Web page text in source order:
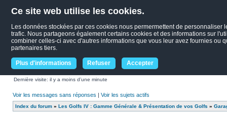
Ce site web utilise les cookies.
Les données stockées par ces cookies nous permermettent de
trafic. Nous partageons également certains cookies et des informations sur
combiner celles-ci avec d'autres informations que vous leur avez fournies ou
partenaires tiers.
Plus d'informations Refuser Accepter
Dernière visite: il y a moins d’une minute
Voir les messages sans réponses | Voir les sujets actifs
Index du forum » Les Golfs IV : Gamme Générale & Présentation de vos Golfs »